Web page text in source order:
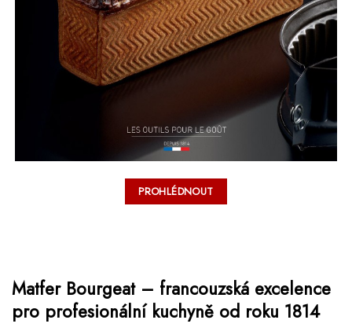
PROHLÉDNOUT
Matfer Bourgeat – francouzská excelence
pro profesionální kuchyně od roku 1814